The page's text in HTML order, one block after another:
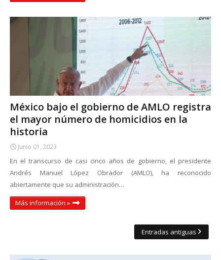
México bajo el gobierno de AMLO registra
el mayor número de homicidios en la
historia
Junio 01, 2023
En el transcurso de casi cinco años de gobierno, el presidente
Andrés Manuel López Obrador (AMLO), ha reconocido
abiertamente que su administración…
Más información »
Entradas antiguas